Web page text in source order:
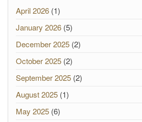
April 2026 (1)
January 2026 (5)
December 2025 (2)
October 2025 (2)
September 2025 (2)
August 2025 (1)
May 2025 (6)